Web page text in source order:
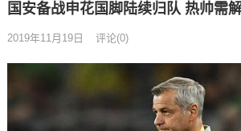
国安备战申花国脚陆续归队 热帅需
2019年11月19日 评论(0)